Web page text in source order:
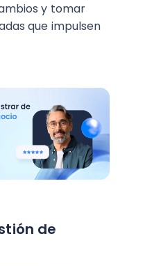
y tomar
que impulsen
de